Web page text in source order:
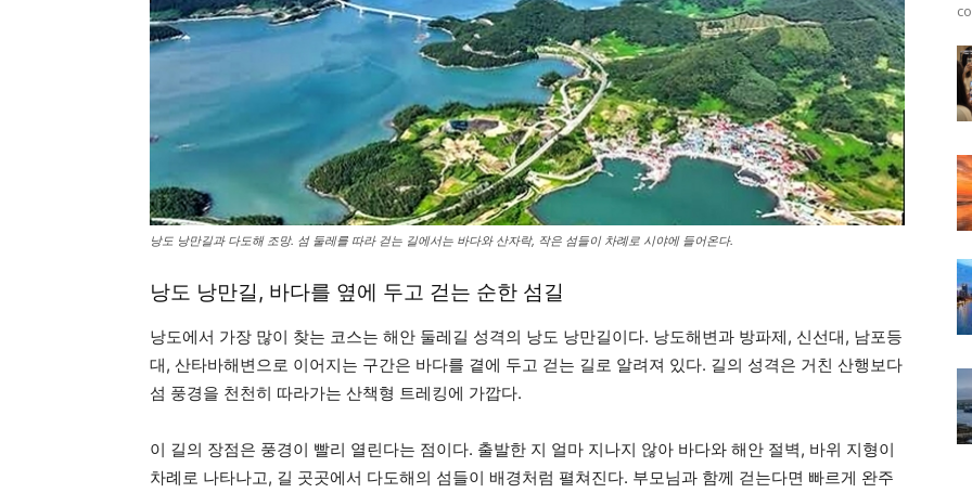
낭도 낭만길과 다도해 조망. 섬 둘레를 따라 걷는 길에서는 바다와 산자락, 작은 섬들이 차례로 시야에 들어온다.
낭도 낭만길, 바다를 옆에 두고 걷는 순한 섬길
낭도에서 가장 많이 찾는 코스는 해안 둘레길 성격의 낭도 낭만길이다. 낭도해변과 방파제, 신선대, 남포등
대, 산타바해변으로 이어지는 구간은 바다를 곁에 두고 걷는 길로 알려져 있다. 길의 성격은 거친 산행보다
섬 풍경을 천천히 따라가는 산책형 트레킹에 가깝다.
이 길의 장점은 풍경이 빨리 열린다는 점이다. 출발한 지 얼마 지나지 않아 바다와 해안 절벽, 바위 지형이
차례로 나타나고, 길 곳곳에서 다도해의 섬들이 배경처럼 펼쳐진다. 부모님과 함께 걷는다면 빠르게 완주